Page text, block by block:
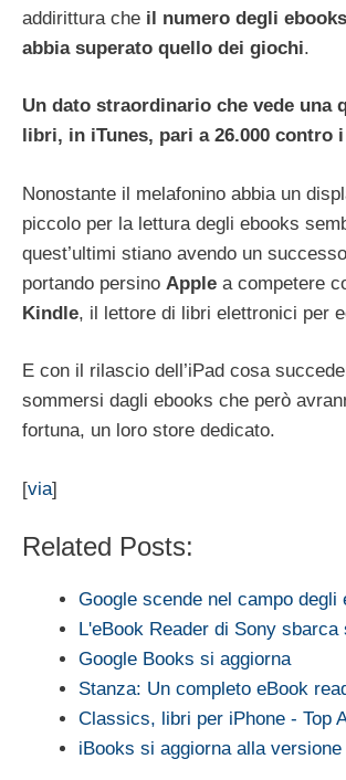
addirittura che il numero degli
abbia superato quello dei giochi.
Un dato straordinario che vede una
libri, in iTunes, pari a 26.000 contro
Nonostante il melafonino abbia un
piccolo per la lettura degli ebooks
quest’ultimi stiano avendo un
portando persino Apple a competere
Kindle, il lettore di libri elettronici per
E con il rilascio dell’iPad cosa
sommersi dagli ebooks che però
fortuna, un loro store dedicato.
[via]
Related Posts:
Google scende nel campo degli
L'eBook Reader di Sony sbarca
Google Books si aggiorna
Stanza: Un completo eBook
Classics, libri per iPhone - Top
iBooks si aggiorna alla versione